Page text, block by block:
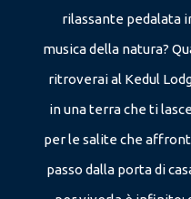
rilassante pedalata
musica della natura?
ritroverai al Kedul
in una terra che ti
per le salite che
passo dalla porta di